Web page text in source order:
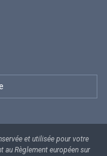
et utilisée pour votre
au Règlement européen sur